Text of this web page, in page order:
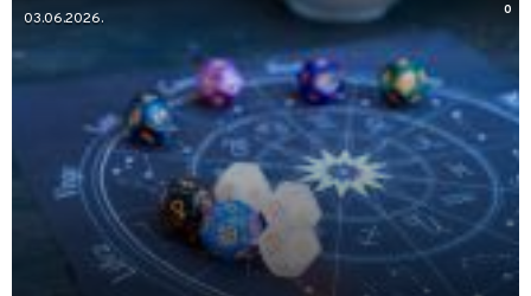
0
03.06.2026.